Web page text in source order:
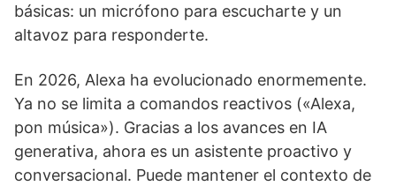
básicas: un micrófono para escucharte y un
altavoz para responderte.
En 2026, Alexa ha evolucionado enormemente.
Ya no se limita a comandos reactivos («Alexa,
pon música»). Gracias a los avances en IA
generativa, ahora es un asistente proactivo y
conversacional. Puede mantener el contexto de